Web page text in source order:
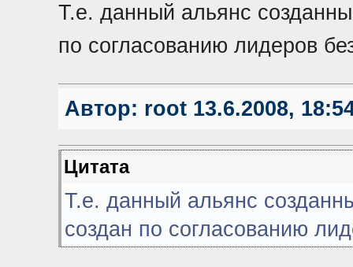
Т.е. данный альянс
по согласованию лидеров
Автор: root13.6.2008,
Цитата
Т.е. данный альянс
создан по согласованию